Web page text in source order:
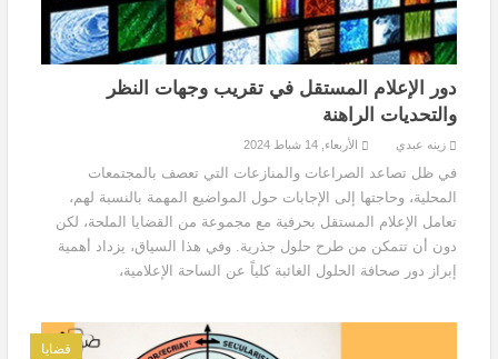
دور الإعلام المستقل في تقريب وجهات النظر
والتحديات الراهنة
زينه عبدي الأربعاء, 14 شباط 2024
في ظل تصاعد الصراعات والمنازعات التي تعصف بالمجتمعات
المحلية، وحاجتها إلى الإجابات حول المواضيع المهمة بالنسبة لهم،
تعامل الإعلام المستقل بحرفية مع مجموعة من القضايا الملحة، لكن
دون أن تتمكن من طرح حلول جذرية. وفي هذا السياق، يزداد أهمية
إبراز دور صحافة الحلول الغائبة كلياً عن الساحة الإعلامية،
قضايا